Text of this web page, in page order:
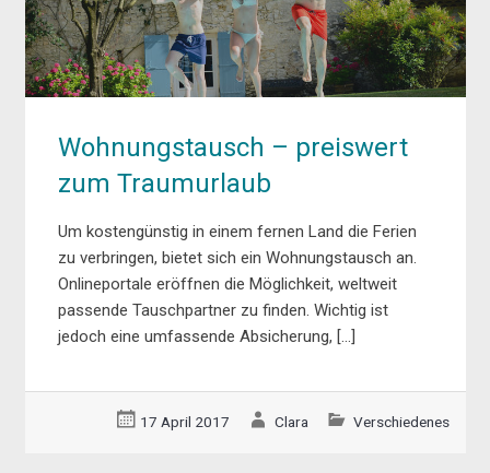
Wohnungstausch – preiswert
zum Traumurlaub
Um kostengünstig in einem fernen Land die Ferien
zu verbringen, bietet sich ein Wohnungstausch an.
Onlineportale eröffnen die Möglichkeit, weltweit
passende Tauschpartner zu finden. Wichtig ist
jedoch eine umfassende Absicherung, […]
17 April 2017 Clara Verschiedenes